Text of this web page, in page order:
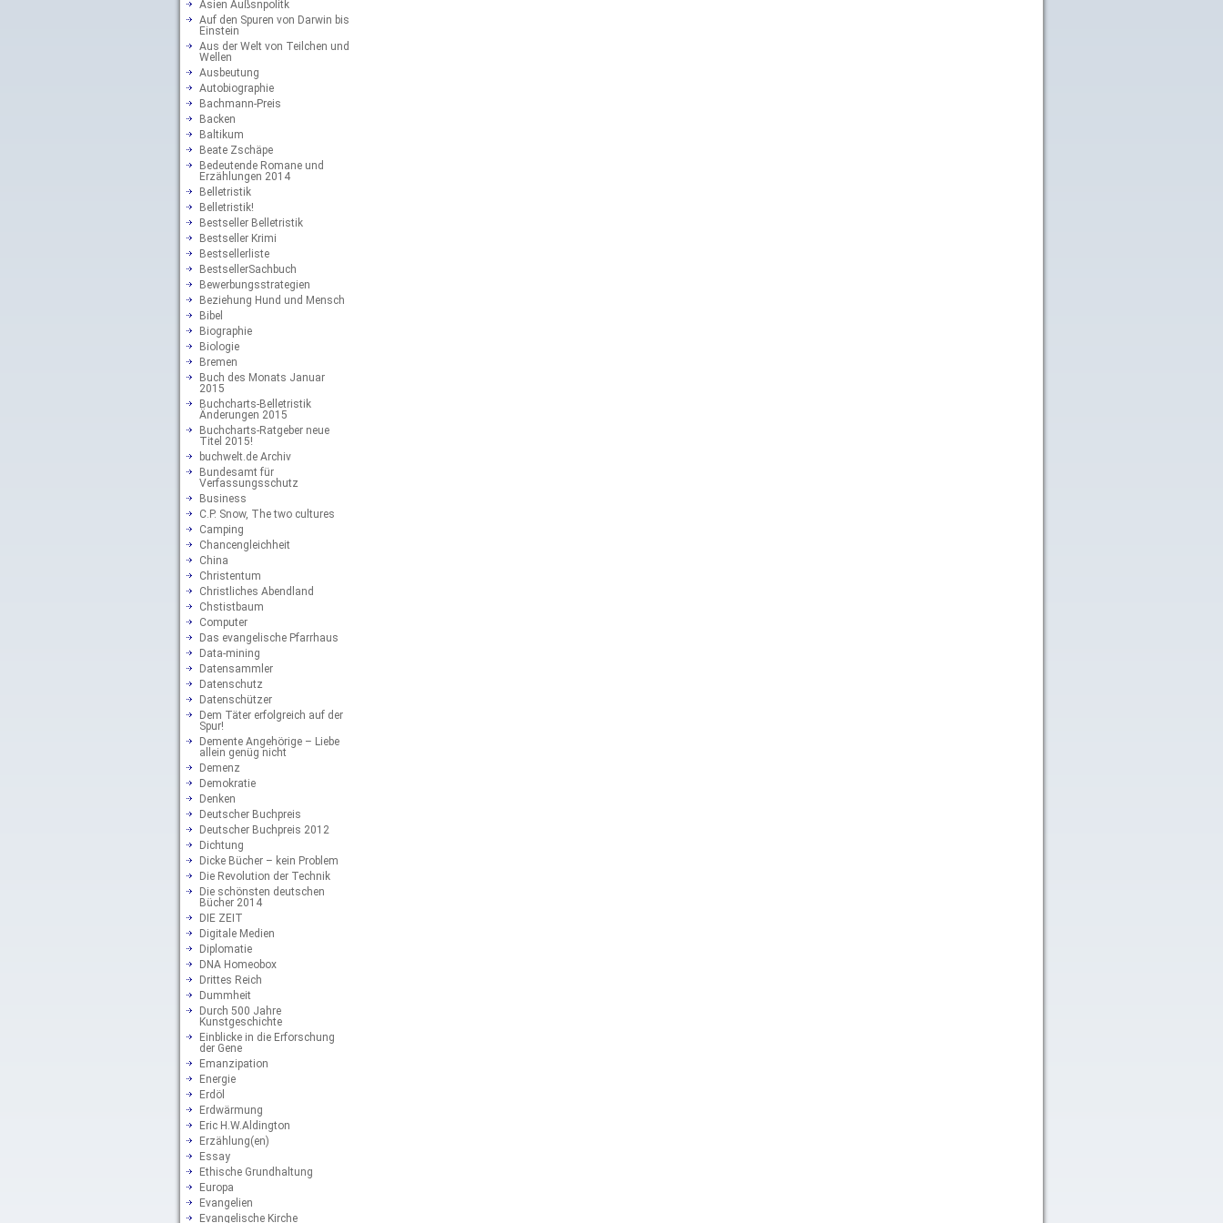
Asien Außsnpolitk
Auf den Spuren von Darwin bis
Einstein
Aus der Welt von Teilchen und
Wellen
Ausbeutung
Autobiographie
Bachmann-Preis
Backen
Baltikum
Beate Zschäpe
Bedeutende Romane und
Erzählungen 2014
Belletristik
Belletristik!
Bestseller Belletristik
Bestseller Krimi
Bestsellerliste
BestsellerSachbuch
Bewerbungsstrategien
Beziehung Hund und Mensch
Bibel
Biographie
Biologie
Bremen
Buch des Monats Januar
2015
Buchcharts-Belletristik
Änderungen 2015
Buchcharts-Ratgeber neue
Titel 2015!
buchwelt.de Archiv
Bundesamt für
Verfassungsschutz
Business
C.P. Snow, The two cultures
Camping
Chancengleichheit
China
Christentum
Christliches Abendland
Chstistbaum
Computer
Das evangelische Pfarrhaus
Data-mining
Datensammler
Datenschutz
Datenschützer
Dem Täter erfolgreich auf der
Spur!
Demente Angehörige – Liebe
allein genüg nicht
Demenz
Demokratie
Denken
Deutscher Buchpreis
Deutscher Buchpreis 2012
Dichtung
Dicke Bücher – kein Problem
Die Revolution der Technik
Die schönsten deutschen
Bücher 2014
DIE ZEIT
Digitale Medien
Diplomatie
DNA Homeobox
Drittes Reich
Dummheit
Durch 500 Jahre
Kunstgeschichte
Einblicke in die Erforschung
der Gene
Emanzipation
Energie
Erdöl
Erdwärmung
Eric H.W.Aldington
Erzählung(en)
Essay
Ethische Grundhaltung
Europa
Evangelien
Evangelische Kirche